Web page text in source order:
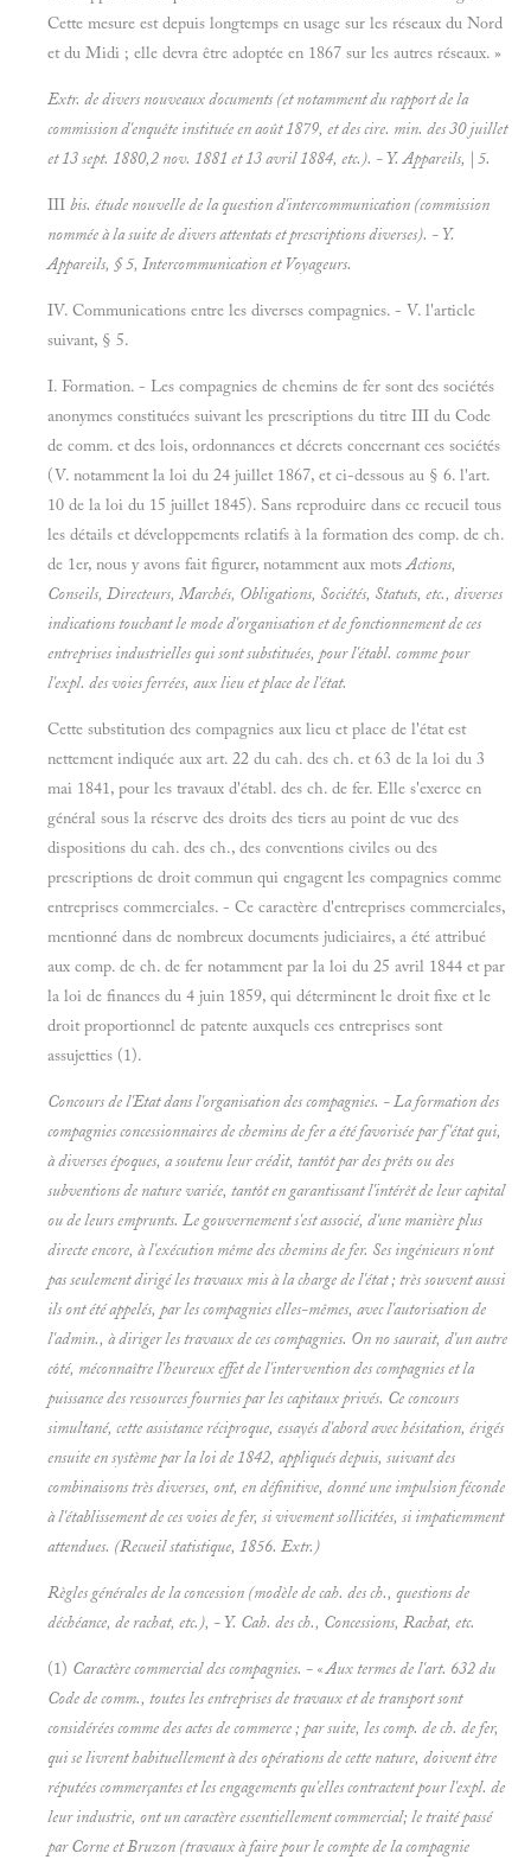
Cette mesure est depuis longtemps en usage sur les réseaux du Nord
et du Midi ; elle devra être adoptée en 1867 sur les autres réseaux. »
Extr. de divers nouveaux documents (et notamment du rapport de la
commission d'enquête instituée en août 1879, et des cire. min. des 30 juillet
et 13 sept. 1880,2 nov. 1881 et 13 avril 1884, etc.). - Y.Appareils, | 5.
III bis. étude nouvelle de la question d'intercommunication (commission
nommée à la suite de divers attentats et prescriptions diverses). - Y.
Appareils, § 5, Intercommunication et Voyageurs.
IV. Communications entre les diverses compagnies. - V. l'article
suivant, § 5.
I. Formation. - Les compagnies de chemins de fer sont des sociétés
anonymes constituées suivant les prescriptions du titre III du Code
de comm. et des lois, ordonnances et décrets concernant ces sociétés
(V. notamment la loi du 24 juillet 1867, et ci-dessous au § 6. l'art.
10 de la loi du 15 juillet 1845). Sans reproduire dans ce recueil tous
les détails et développements relatifs à la formation des comp. de ch.
de 1er, nous y avons fait figurer, notamment aux motsActions,
Conseils, Directeurs, Marchés, Obligations, Sociétés, Statuts, etc., diverses
indications touchant le mode d'organisation et de fonctionnement de ces
entreprises industrielles qui sont substituées, pour l'établ. comme pour
l'expl. des voies ferrées, aux lieu et place de l'état.
Cette substitution des compagnies aux lieu et place de l'état est
nettement indiquée aux art. 22 du cah. des ch. et 63 de la loi du 3
mai 1841, pour les travaux d'établ. des ch. de fer. Elle s'exerce en
général sous la réserve des droits des tiers au point de vue des
dispositions du cah. des ch., des conventions civiles ou des
prescriptions de droit commun qui engagent les compagnies comme
entreprises commerciales. - Ce caractère d'entreprises commerciales,
mentionné dans de nombreux documents judiciaires, a été attribué
aux comp. de ch. de fer notamment par la loi du 25 avril 1844 et par
la loi de finances du 4 juin 1859, qui déterminent le droit fixe et le
droit proportionnel de patente auxquels ces entreprises sont
assujetties (1).
Concours de l'Etat dans l'organisation des compagnies. - La formation des
compagnies concessionnaires de chemins de fer a été favorisée par f'état qui,
à diverses époques, a soutenu leur crédit, tantôt par des prêts ou des
subventions de nature variée, tantôt en garantissant l'intérêt de leur capital
ou de leurs emprunts. Le gouvernement s'est associé, d'une manière plus
directe encore, à l'exécution même des chemins de fer. Ses ingénieurs n'ont
pas seulement dirigé les travaux mis à la charge de l'état ; très souvent aussi
ils ont été appelés, par les compagnies elles-mêmes, avec l'autorisation de
l'admin., à diriger les travaux de ces compagnies. On no saurait, d'un autre
côté, méconnaître l'heureux effet de l'intervention des compagnies et la
puissance des ressources fournies par les capitaux privés. Ce concours
simultané, cette assistance réciproque, essayés d'abord avec hésitation, érigés
ensuite en système par la loi de 1842, appliqués depuis, suivant des
combinaisons très diverses, ont, en définitive, donné une impulsion féconde
à l'établissement de ces voies de fer, si vivement sollicitées, si impatiemment
attendues. (Recueil statistique, 1856. Extr.)
Règles générales de la concession (modèle de cah. des ch., questions de
déchéance, de rachat, etc.), - Y. Cah. des ch., Concessions, Rachat, etc.
(1) Caractère commercial des compagnies. - « Aux termes de l'art. 632 du
Code de comm., toutes les entreprises de travaux et de transport sont
considérées comme des actes de commerce ; par suite, les comp. de ch. de fer,
qui se livrent habituellement à des opérations de cette nature, doivent être
réputées commerçantes et les engagements qu'elles contractent pour l'expl. de
leur industrie, ont un caractère essentiellement commercial; le traité passé
par Corne et Bruzon (travaux à faire pour le compte de la compagnie